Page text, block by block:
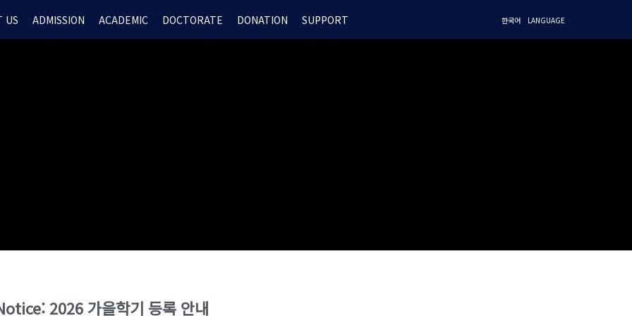
US ADMISSION ACADEMIC DOCTORATE DONATION SUPPORT 한국어 LANGUAGE
2026 가을학기 등록 안내